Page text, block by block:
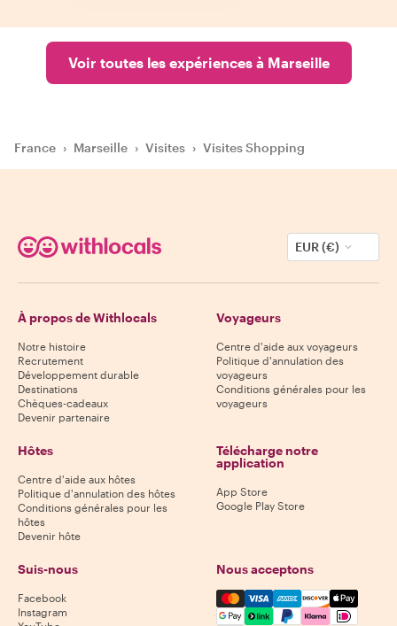
Voir toutes les expériences à Marseille
France › Marseille › Visites › Visites Shopping
EUR (€)
À propos de Withlocals
Notre histoire
Recrutement
Développement durable
Destinations
Chèques-cadeaux
Devenir partenaire
Voyageurs
Centre d'aide aux voyageurs
Politique d'annulation des
voyageurs
Conditions générales pour les
voyageurs
Hôtes
Centre d'aide aux hôtes
Politique d'annulation des hôtes
Conditions générales pour les
hôtes
Devenir hôte
Télécharge notre
application
App Store
Google Play Store
Suis-nous
Facebook
Instagram
Nous acceptons
Mastercard, Visa, Amex,